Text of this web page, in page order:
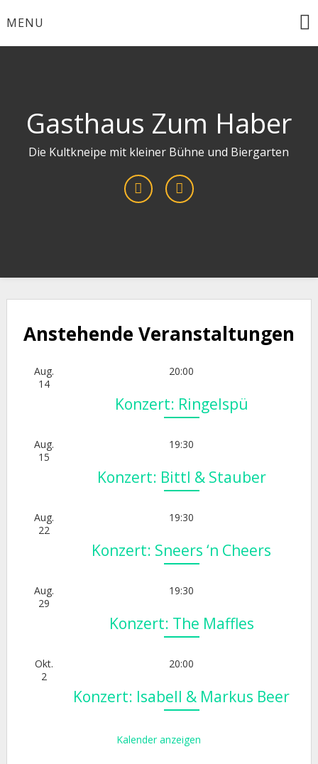
toMENU
Gasthaus Zum Haber
Die Kultkneipe mit kleiner Bühne und Biergarten
Anstehende Veranstaltungen
Aug.
14
20:00
Konzert: Ringelspü
Aug.
15
19:30
Konzert: Bittl & Stauber
Aug.
22
19:30
Konzert: Sneers ‘n Cheers
Aug.
29
19:30
Konzert: The Maffles
Okt.
2
20:00
Konzert: Isabell & Markus Beer
Kalender anzeigen